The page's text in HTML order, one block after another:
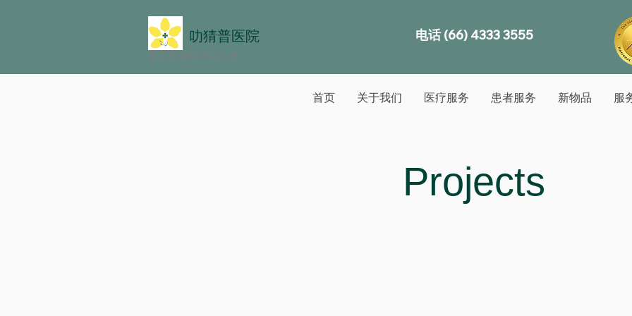
叻猜普医院 电话 (66) 4333 3555
国际患者和外籍人士
首页 关于我们 医疗服务 患者服务 新物品 服
Projects